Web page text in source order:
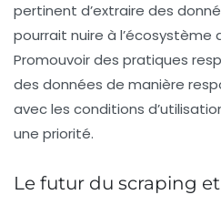
pertinent d’extraire des
pourrait nuire à l’écosystème
Promouvoir des pratiques
des données de manière
avec les conditions
une priorité.
Le futur du scraping